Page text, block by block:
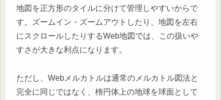
地図を正方形のタイルに分けて管理しやすいからで
す。ズームイン・ズームアウトしたり、地図を左右
にスクロールしたりするWeb地図では、この扱いや
すさが大きな利点になります。
ただし、Webメルカトルは通常のメルカトル図法と
完全に同じではなく、楕円体上の地球を球面として